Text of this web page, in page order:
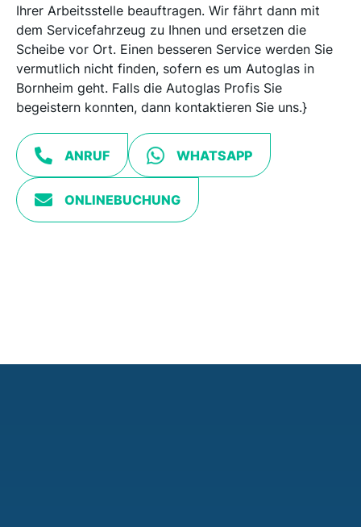
Ihrer Arbeitsstelle beauftragen. Wir fährt dann mit
dem Servicefahrzeug zu Ihnen und ersetzen die
Scheibe vor Ort. Einen besseren Service werden Sie
vermutlich nicht finden, sofern es um Autoglas in
Bornheim geht. Falls die Autoglas Profis Sie
begeistern konnten, dann kontaktieren Sie uns.}
ANRUF WHATSAPP
ONLINEBUCHUNG